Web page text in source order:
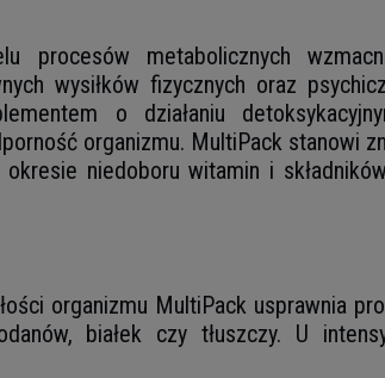
procesów metabolicznych
wysiłków fizycznych oraz
o działaniu
organizmu. MultiPack stanowi
niedoboru witamin i
organizmu MultiPack usprawnia
białek czy tłuszczy. U